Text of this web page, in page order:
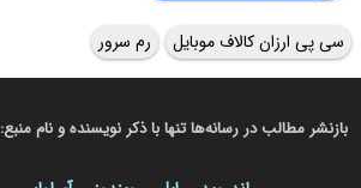
سی پی ارزان کالاف موبایل رم سرور
بازنشر مطالب در رسانه‌ها تنها با ذکر نویسنده و نام منبع: